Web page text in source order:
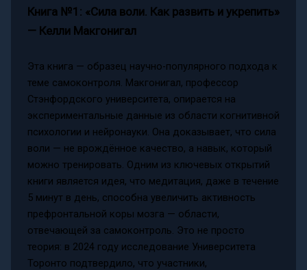
Книга №1: «Сила воли. Как развить и укрепить»
— Келли Макгонигал
Эта книга — образец научно-популярного подхода к
теме самоконтроля. Макгонигал, профессор
Стэнфордского университета, опирается на
экспериментальные данные из области когнитивной
психологии и нейронауки. Она доказывает, что сила
воли — не врождённое качество, а навык, который
можно тренировать. Одним из ключевых открытий
книги является идея, что медитация, даже в течение
5 минут в день, способна увеличить активность
префронтальной коры мозга — области,
отвечающей за самоконтроль. Это не просто
теория: в 2024 году исследование Университета
Торонто подтвердило, что участники,